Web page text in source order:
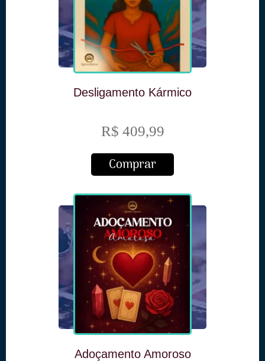
Desligamento Kármico
R$ 409,99
Comprar
Adoçamento Amoroso